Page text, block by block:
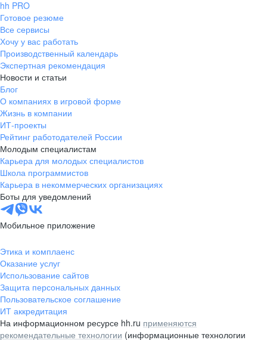
hh PRO
Готовое резюме
Все сервисы
Хочу у вас работать
Производственный календарь
Экспертная рекомендация
Новости и статьи
Блог
О компаниях в игровой форме
Жизнь в компании
ИТ-проекты
Рейтинг работодателей России
Молодым специалистам
Карьера для молодых специалистов
Школа программистов
Карьера в некоммерческих организациях
Боты для уведомлений
Мобильное приложение
Этика и комплаенс
Оказание услуг
Использование сайтов
Защита персональных данных
Пользовательское соглашение
ИТ аккредитация
На информационном ресурсе hh.ru применяются
рекомендательные технологии (информационные технологии